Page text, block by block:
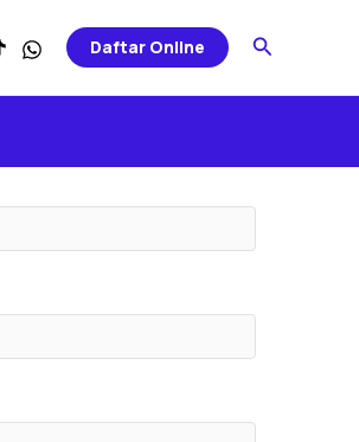
Daftar Online Search